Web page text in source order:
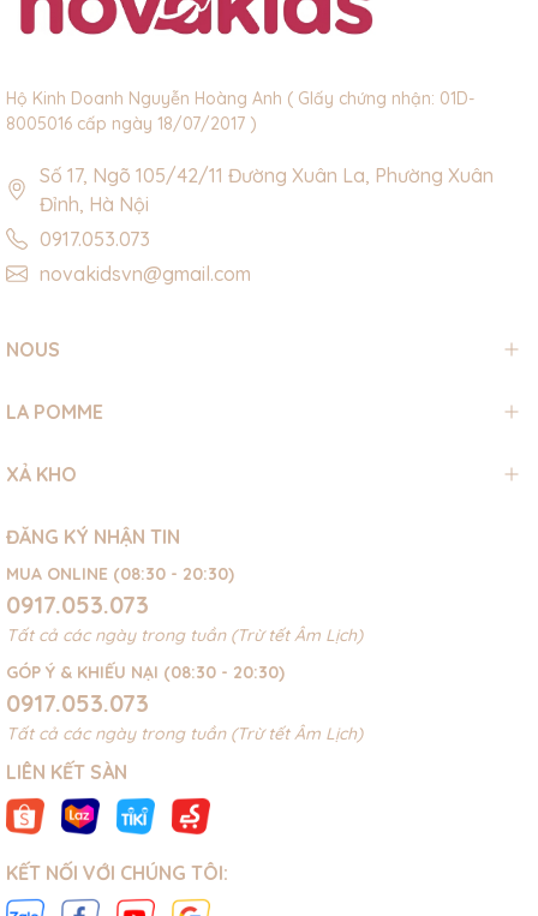
Hộ Kinh Doanh Nguyễn Hoàng Anh ( GIấy chứng nhận: 01D-
8005016 cấp ngày 18/07/2017 )
Số 17, Ngõ 105/42/11 Đường Xuân La, Phường Xuân
Đỉnh, Hà Nội
0917.053.073
novakidsvn@gmail.com
NOUS
LA POMME
XẢ KHO
ĐĂNG KÝ NHẬN TIN
MUA ONLINE (08:30 - 20:30)
0917.053.073
Tất cả các ngày trong tuần (Trừ tết Âm Lịch)
GÓP Ý & KHIẾU NẠI (08:30 - 20:30)
0917.053.073
Tất cả các ngày trong tuần (Trừ tết Âm Lịch)
LIÊN KẾT SÀN
KẾT NỐI VỚI CHÚNG TÔI: